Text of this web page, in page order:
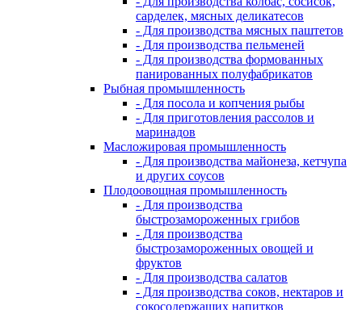
сарделек, мясных деликатесов
- Для производства мясных паштетов
- Для производства пельменей
- Для производства формованных
панированных полуфабрикатов
Рыбная промышленность
- Для посола и копчения рыбы
- Для приготовления рассолов и
маринадов
Масложировая промышленность
- Для производства майонеза, кетчупа
и других соусов
Плодоовощная промышленность
- Для производства
быстрозамороженных грибов
- Для производства
быстрозамороженных овощей и
фруктов
- Для производства салатов
- Для производства соков, нектаров и
сокосодержащих напитков